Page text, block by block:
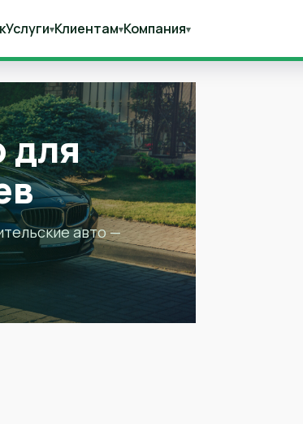
Услуги▾Клиентам▾Компания▾
для
авто —